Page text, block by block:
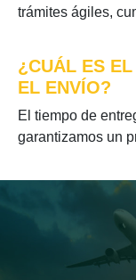
trámites ágiles,
¿CUÁL ES
EL ENVÍO?
El tiempo de
garantizamos un